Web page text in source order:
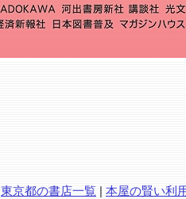
東京都の書店一覧 | 本屋の賢い利